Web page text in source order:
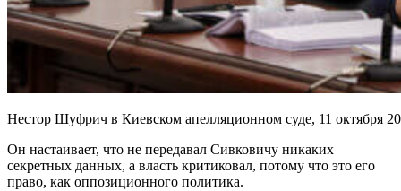
Нестор Шуфрич в Киевском апелляционном суде, 11 октября
Он настаивает, что не передавал Сивковичу никаких
секретных данных, а власть критиковал, потому что это его
право, как оппозиционного политика.